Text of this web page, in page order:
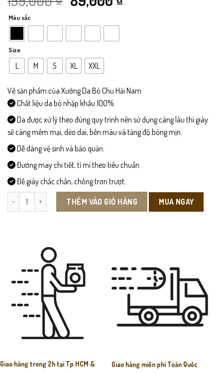
gốc
là:
199,000 ₫.
89,000 ₫.
Màu sắc
Size
L M S XL XXL
Về sản phẩm của Xưởng Da Bò Chu Hải Nam:
Chất liệu da bò nhập khẩu 100%
Da được xử lý theo đúng quy trình nên sử dụng càng lâu thì giày
sẽ càng mềm mại, dẻo dai, bền màu và tăng độ bóng mịn.
Dễ dàng vệ sinh và bảo quản.
Đường may chi tiết, tỉ mỉ theo tiêu chuẩn.
Đế giày chắc chắn, chống trơn trượt.
POLO001-Áo Polo Nam số lượngTHÊM VÀO GIỎ HÀNG MUA NGAY
Giao hàng trong 2h tại Tp HCM &
Giao hàng miễn phí Toàn Quốc